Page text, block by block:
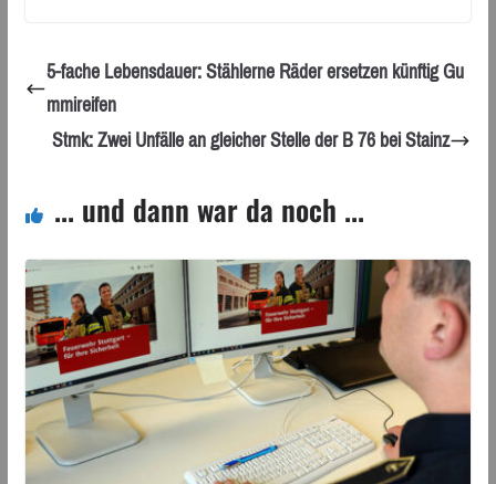
5-fache Lebensdauer: Stählerne Räder ersetzen künftig Gu
mmireifen
Stmk: Zwei Unfälle an gleicher Stelle der B 76 bei Stainz
... und dann war da noch ...